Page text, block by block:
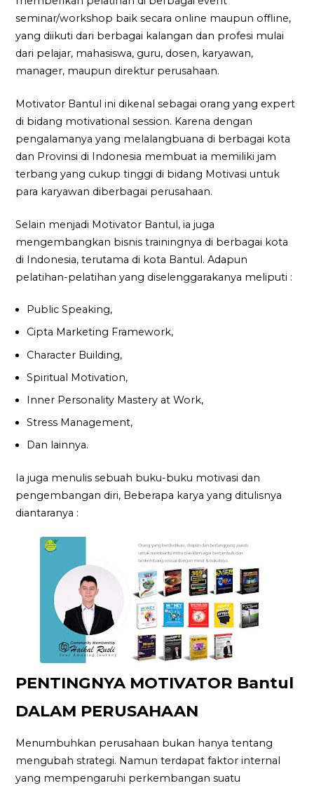
seminar/workshop baik secara online maupun offline,
yang diikuti dari berbagai kalangan dan profesi mulai
dari pelajar, mahasiswa, guru, dosen, karyawan,
manager, maupun direktur perusahaan.
Motivator Bantul ini dikenal sebagai orang yang expert
di bidang motivational session. Karena dengan
pengalamanya yang melalangbuana di berbagai kota
dan Provinsi di Indonesia membuat ia memiliki jam
terbang yang cukup tinggi di bidang Motivasi untuk
para karyawan diberbagai perusahaan.
Selain menjadi Motivator Bantul, ia juga
mengembangkan bisnis trainingnya di berbagai kota
di Indonesia, terutama di kota Bantul. Adapun
pelatihan-pelatihan yang diselenggarakanya meliputi :
Public Speaking,
Cipta Marketing Framework,
Character Building,
Spiritual Motivation,
Inner Personality Mastery at Work,
Stress Management,
Dan lainnya.
Ia juga menulis sebuah buku-buku motivasi dan
pengembangan diri, Beberapa karya yang ditulisnya
diantaranya :
PENTINGNYA MOTIVATOR Bantul
DALAM PERUSAHAAN
Menumbuhkan perusahaan bukan hanya tentang
mengubah strategi. Namun terdapat faktor internal
yang mempengaruhi perkembangan suatu